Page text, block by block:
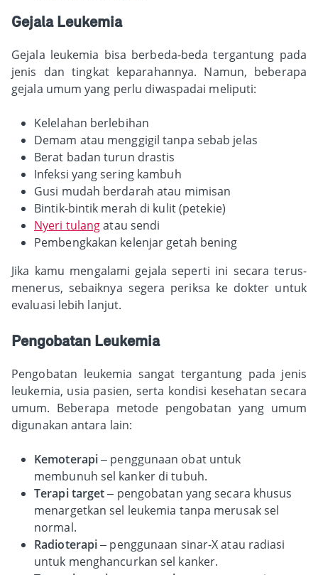
Gejala Leukemia
Gejala leukemia bisa berbeda-beda tergantung pada
jenis dan tingkat keparahannya. Namun, beberapa
gejala umum yang perlu diwaspadai meliputi:
Kelelahan berlebihan
Demam atau menggigil tanpa sebab jelas
Berat badan turun drastis
Infeksi yang sering kambuh
Gusi mudah berdarah atau mimisan
Bintik-bintik merah di kulit (petekie)
Nyeri tulangatau sendi
Pembengkakan kelenjar getah bening
Jika kamu mengalami gejala seperti ini secara terus-
menerus, sebaiknya segera periksa ke dokter untuk
evaluasi lebih lanjut.
Pengobatan Leukemia
Pengobatan leukemia sangat tergantung pada jenis
leukemia, usia pasien, serta kondisi kesehatan secara
umum. Beberapa metode pengobatan yang umum
digunakan antara lain:
Kemoterapi– penggunaan obat untuk
membunuh sel kanker di tubuh.
Terapi target– pengobatan yang secara khusus
menargetkan sel leukemia tanpa merusak sel
normal.
Radioterapi– penggunaan sinar-X atau radiasi
untuk menghancurkan sel kanker.